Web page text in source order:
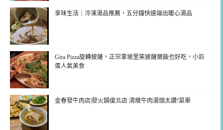
享味生活｜冷凍湯品推薦，五分鐘快速端出暖心湯品
Gira Pizza旋轉披薩，正宗拿坡里窯披薩燉飯也好吃，小巨
蛋人氣美食
金春發牛肉店|發火鍋復北店 清燉牛肉湯頭太讚!菜單